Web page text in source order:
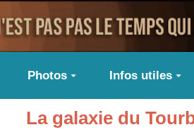
Photos Infos utiles
La galaxie du